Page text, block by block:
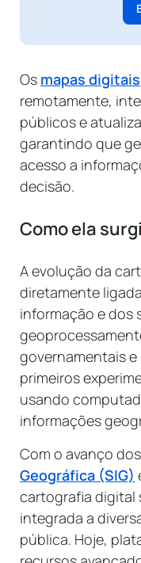
Os mapas digitais
remotamente,
públicos e
garantindo que
acesso a
decisão.
Como ela
A evolução da
diretamente
informação e dos
governamentais
primeiros
usando
informações
Com o avanço dos
Geográfica (SIG)
cartografia digital
integrada a
pública. Hoje,